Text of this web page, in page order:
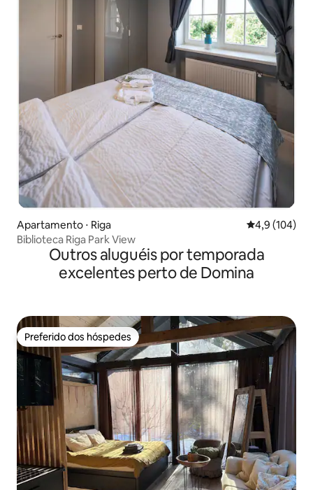
Apartamento ⋅ Riga 4,9 de uma
4,9 (104)
Biblioteca Riga Park View
Outros aluguéis por temporada
excelentes perto de Domina
Preferido dos hóspedes
Preferido dos hóspedes